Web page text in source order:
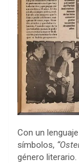
Con un
símbolos,
género